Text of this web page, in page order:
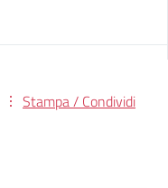
Stampa / Condividi